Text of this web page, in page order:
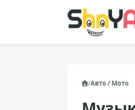
/Авто / Мото